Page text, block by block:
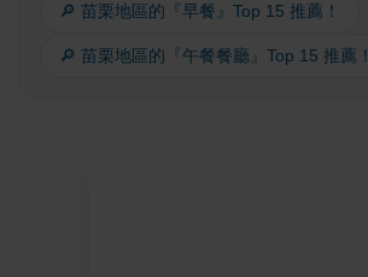
🔎 苗栗地區的『早餐』Top 15 推薦！
🔎 苗栗地區的『午餐餐廳』Top 15 推薦！